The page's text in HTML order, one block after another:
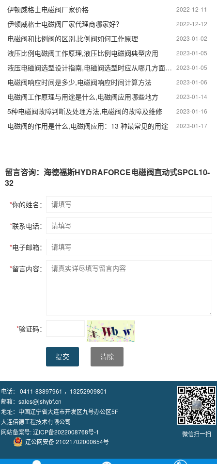
2022-12-11
伊顿威格士电磁阀厂家价格
2022-12-12
伊顿威格士电磁阀厂家代理商哪家好？
2023-01-02
电磁阀和比例阀的区别,比例阀如何工作原理
2023-01-05
液压比例电磁阀工作原理,液压比例电磁阀典型应用
2023-01-05
液压电磁阀选型设计指南,电磁阀选型时应从哪几方面选择
2023-01-06
电磁阀响应时间是多少,电磁阀响应时间计算方法
2023-01-14
电磁阀工作原理与用途是什么,电磁阀应用哪些地方
2023-01-16
5种电磁阀故障判断及处理方法,电磁阀的故障及维修
2023-01-17
电磁阀的作用是什么,电磁阀应用：13 种最常见的用途
留言咨询：海德福斯HYDRAFORCE电磁阀直动式SPCL10-
32
*你的姓名：
*联系电话：
*电子邮箱：
*留言内容：
*验证码：
提交 清除
微信扫一扫
电话： 0411-83897961 ，13252909801
邮箱：sales@jshybf.cn
地址：中国辽宁省大连市开发区九号办公区5F
大连佰德工程技术有限公司
网站备案号:辽ICP备2022008768号-1
辽公网安备 21021702000654号